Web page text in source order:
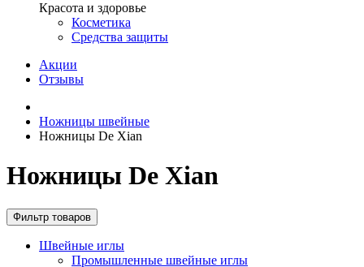
Красота и здоровье
Косметика
Средства защиты
Акции
Отзывы
Ножницы швейные
Ножницы De Xian
Ножницы De Xian
Фильтр товаров
Швейные иглы
Промышленные швейные иглы